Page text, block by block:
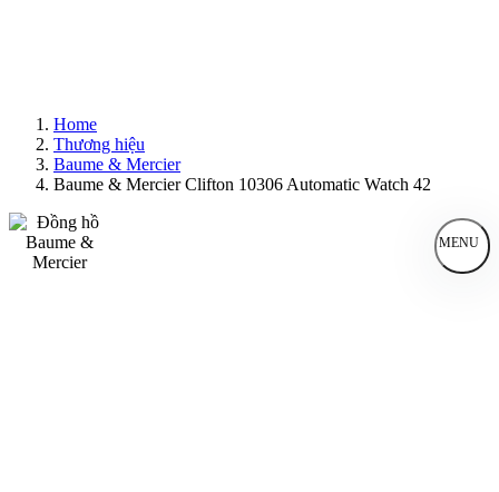
Home
Thương hiệu
Baume & Mercier
Baume & Mercier Clifton 10306 Automatic Watch 42
MENU